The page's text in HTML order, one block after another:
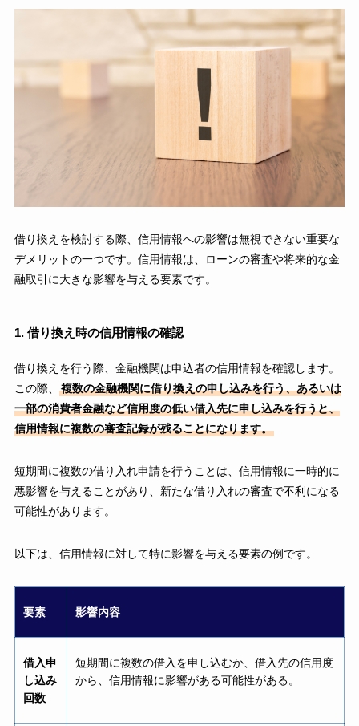
借り換えを検討する際、信用情報への影響は無視できない重要な
デメリットの一つです。信用情報は、ローンの審査や将来的な金
融取引に大きな影響を与える要素です。
1. 借り換え時の信用情報の確認
借り換えを行う際、金融機関は申込者の信用情報を確認します。
この際、
複数の金融機関に借り換えの申し込みを行う、あるいは
一部の消費者金融など信用度の低い借入先に申し込みを行うと、
信用情報に複数の審査記録が残ることになります。
短期間に複数の借り入れ申請を行うことは、信用情報に一時的に
悪影響を与えることがあり、新たな借り入れの審査で不利になる
可能性があります。
以下は、信用情報に対して特に影響を与える要素の例です。
要素 影響内容
借入申
し込み
回数
短期間に複数の借入を申し込むか、借入先の信用度
から、信用情報に影響がある可能性がある。